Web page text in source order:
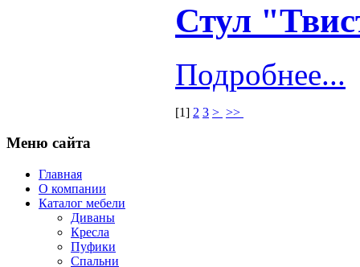
Стул
Подробнее...
[1] 2 3 > >>
Меню сайта
Главная
О компании
Каталог мебели
Диваны
Кресла
Пуфики
Спальни